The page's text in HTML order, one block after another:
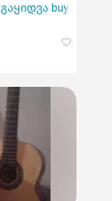
buy guitar